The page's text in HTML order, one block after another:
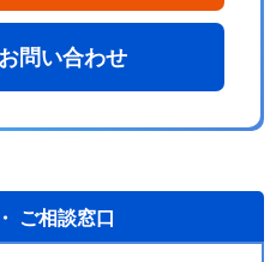
問い合わせ
ご相談窓口